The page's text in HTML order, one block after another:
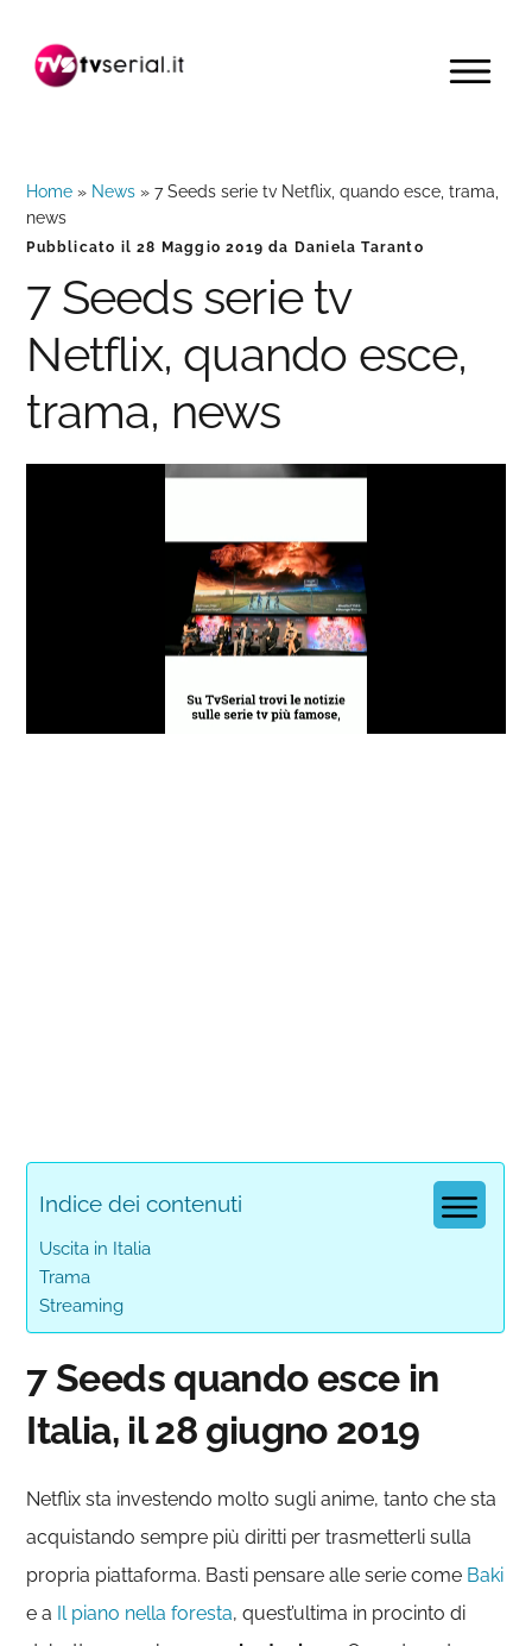
navigazione
contenuto
barra
MENU
Home » News »7 Seeds serie tv Netflix, quando esce, trama,
news
Pubblicato il28 Maggio 2019 da Daniela Taranto
7 Seeds serie tv
Netflix, quando esce,
trama, news
Loaded:
0%
Indice dei contenuti
Uscita in Italia
Trama
Streaming
7 Seeds quando esce in
Italia, il 28 giugno 2019
Netflix sta investendo molto sugli anime, tanto che sta
acquistando sempre più diritti per trasmetterli sulla
propria piattaforma. Basti pensare alle serie come Baki
e a Il piano nella foresta, quest’ultima in procinto di